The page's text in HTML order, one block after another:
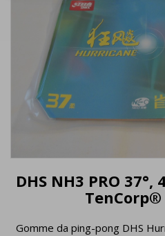
DHS NH3 PRO
Gomme da ping-pong DHS